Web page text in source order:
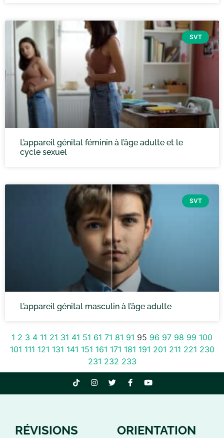
SVT
L’appareil génital féminin à l’âge adulte et le
cycle sexuel
SVT
L’appareil génital masculin à l’âge adulte
1 2 3 4 11 21 31 41 51 61 71 81 91 95 96 97 98 99 100
101 111 121 131 141 151 161 171 181 191 201 211 221 230
231 232 233
RÉVISIONS ORIENTATION